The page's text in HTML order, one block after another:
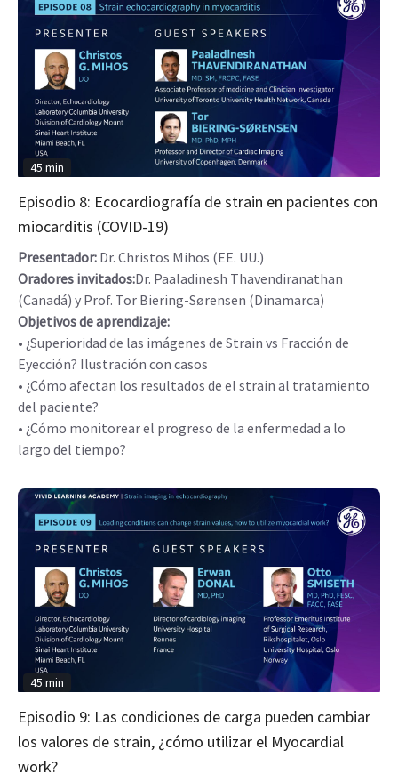
45 min
Episodio 8: Ecocardiografía de strain en pacientes con
miocarditis (COVID-19)
Presentador: Dr. Christos Mihos (EE. UU.)
Oradores invitados:Dr. Paaladinesh Thavendiranathan
(Canadá) y Prof. Tor Biering-Sørensen (Dinamarca)
Objetivos de aprendizaje:
• ¿Superioridad de las imágenes de Strain vs Fracción de
Eyección? Ilustración con casos
• ¿Cómo afectan los resultados de el strain al tratamiento
del paciente?
• ¿Cómo monitorear el progreso de la enfermedad a lo
largo del tiempo?
45 min
Episodio 9: Las condiciones de carga pueden cambiar
los valores de strain, ¿cómo utilizar el Myocardial
work?